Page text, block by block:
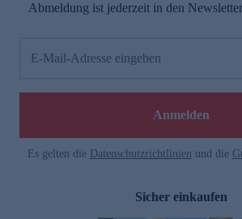
Abmeldung ist jederzeit in den
E-Mail-Adresse eingeben
Anmelden
Es gelten die Datenschutzrichtlinien und die
Sicher einkaufen